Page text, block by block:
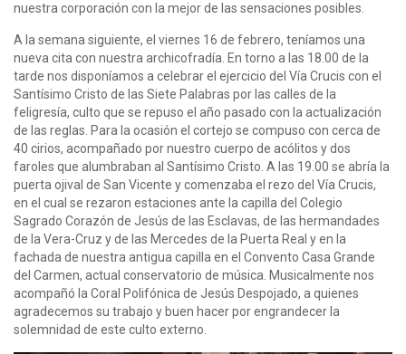
nuestra corporación con la mejor de las sensaciones posibles.
A la semana siguiente, el viernes 16 de febrero, teníamos una
nueva cita con nuestra archicofradía. En torno a las 18.00 de la
tarde nos disponíamos a celebrar el ejercicio del Vía Crucis con el
Santísimo Cristo de las Siete Palabras por las calles de la
feligresía, culto que se repuso el año pasado con la actualización
de las reglas. Para la ocasión el cortejo se compuso con cerca de
40 cirios, acompañado por nuestro cuerpo de acólitos y dos
faroles que alumbraban al Santísimo Cristo. A las 19.00 se abría la
puerta ojival de San Vicente y comenzaba el rezo del Vía Crucis,
en el cual se rezaron estaciones ante la capilla del Colegio
Sagrado Corazón de Jesús de las Esclavas, de las hermandades
de la Vera-Cruz y de las Mercedes de la Puerta Real y en la
fachada de nuestra antigua capilla en el Convento Casa Grande
del Carmen, actual conservatorio de música. Musicalmente nos
acompañó la Coral Polifónica de Jesús Despojado, a quienes
agradecemos su trabajo y buen hacer por engrandecer la
solemnidad de este culto externo.